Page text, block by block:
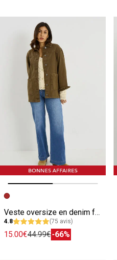
Image précédente
Image suivante
Veste oversize en denim femme
4.8 (75 avis)
15.00€44.99€-66%